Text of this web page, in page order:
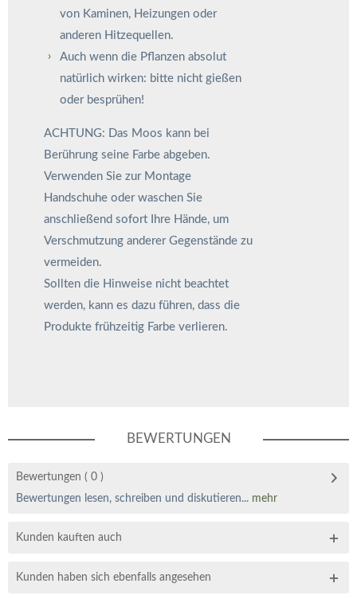
von Kaminen, Heizungen oder
anderen Hitzequellen.
Auch wenn die Pflanzen absolut
natürlich wirken: bitte nicht gießen
oder besprühen!
ACHTUNG: Das Moos kann bei
Berührung seine Farbe abgeben.
Verwenden Sie zur Montage
Handschuhe oder waschen Sie
anschließend sofort Ihre Hände, um
Verschmutzung anderer Gegenstände zu
vermeiden.
Sollten die Hinweise nicht beachtet
werden, kann es dazu führen, dass die
Produkte frühzeitig Farbe verlieren.
BEWERTUNGEN
Bewertungen ( 0 )
Bewertungen lesen, schreiben und diskutieren... mehr
Kunden kauften auch
Kunden haben sich ebenfalls angesehen